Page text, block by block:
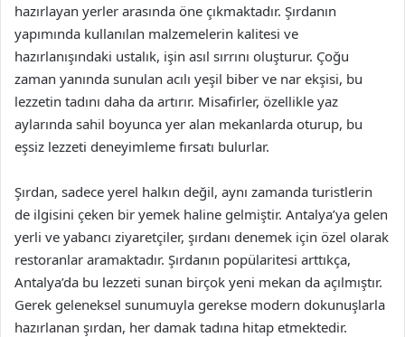
hazırlayan yerler arasında öne çıkmaktadır. Şırdanın
yapımında kullanılan malzemelerin kalitesi ve
hazırlanışındaki ustalık, işin asıl sırrını oluşturur. Çoğu
zaman yanında sunulan acılı yeşil biber ve nar ekşisi, bu
lezzetin tadını daha da artırır. Misafirler, özellikle yaz
aylarında sahil boyunca yer alan mekanlarda oturup, bu
eşsiz lezzeti deneyimleme fırsatı bulurlar.
Şırdan, sadece yerel halkın değil, aynı zamanda turistlerin
de ilgisini çeken bir yemek haline gelmiştir. Antalya’ya gelen
yerli ve yabancı ziyaretçiler, şırdanı denemek için özel olarak
restoranlar aramaktadır. Şırdanın popülaritesi arttıkça,
Antalya’da bu lezzeti sunan birçok yeni mekan da açılmıştır.
Gerek geleneksel sunumuyla gerekse modern dokunuşlarla
hazırlanan şırdan, her damak tadına hitap etmektedir.